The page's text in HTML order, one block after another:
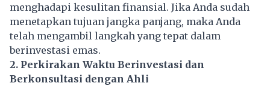
menghadapi kesulitan finansial. Jika Anda sudah
menetapkan tujuan jangka panjang, maka Anda
telah mengambil langkah yang tepat dalam
berinvestasi emas.
2. Perkirakan Waktu Berinvestasi dan
Berkonsultasi dengan Ahli